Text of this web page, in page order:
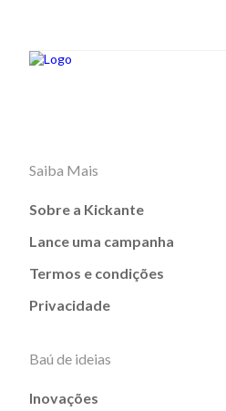
Saiba Mais
Sobre a Kickante
Lance uma campanha
Termos e condições
Privacidade
Baú de ideias
Inovações